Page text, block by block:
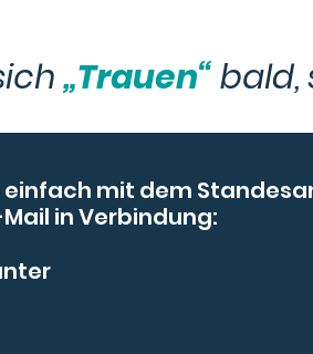
„Trauen“bald,
einfach mit dem
in Verbindung: